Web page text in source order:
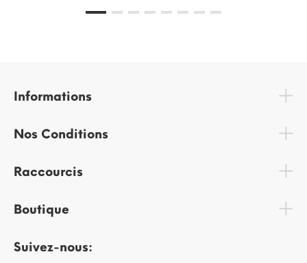
Informations
Nos Conditions
Raccourcis
Boutique
Suivez-nous: